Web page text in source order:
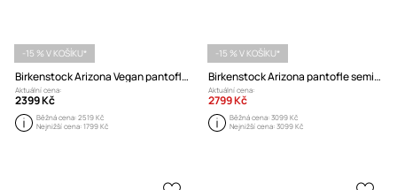
-15 % V KOŠÍKU*
Birkenstock Arizona Vegan pantofle
Aktuální cena:
2399 Kč
Běžná cena:2519 Kč
Nejnižší cena:1799 Kč
-15 % V KOŠÍKU*
Birkenstock Arizona pantofle semišové
Aktuální cena:
2799 Kč
Běžná cena:3099 Kč
Nejnižší cena:3099 Kč